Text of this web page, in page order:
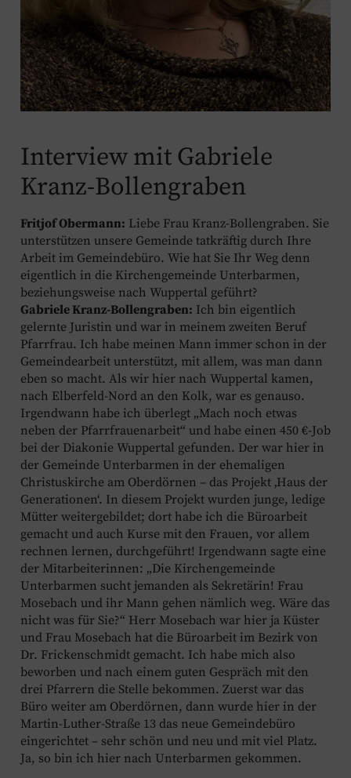
Interview mit Gabriele
Kranz-Bollengraben
Fritjof Obermann: Liebe Frau Kranz-Bollengraben. Sie
unterstützen unsere Gemeinde tatkräftig durch Ihre
Arbeit im Gemeindebüro. Wie hat Sie Ihr Weg denn
eigentlich in die Kirchengemeinde Unterbarmen,
beziehungsweise nach Wuppertal geführt?
Gabriele Kranz-Bollengraben: Ich bin eigentlich
gelernte Juristin und war in meinem zweiten Beruf
Pfarrfrau. Ich habe meinen Mann immer schon in der
Gemeindearbeit unterstützt, mit allem, was man dann
eben so macht. Als wir hier nach Wuppertal kamen,
nach Elberfeld-Nord an den Kolk, war es genauso.
Irgendwann habe ich überlegt „Mach noch etwas
neben der Pfarrfrauenarbeit“ und habe einen 450 €-Job
bei der Diakonie Wuppertal gefunden. Der war hier in
der Gemeinde Unterbarmen in der ehemaligen
Christuskirche am Oberdörnen – das Projekt ‚Haus der
Generationen‘. In diesem Projekt wurden junge, ledige
Mütter weitergebildet; dort habe ich die Büroarbeit
gemacht und auch Kurse mit den Frauen, vor allem
rechnen lernen, durchgeführt! Irgendwann sagte eine
der Mitarbeiterinnen: „Die Kirchengemeinde
Unterbarmen sucht jemanden als Sekretärin! Frau
Mosebach und ihr Mann gehen nämlich weg. Wäre das
nicht was für Sie?“ Herr Mosebach war hier ja Küster
und Frau Mosebach hat die Büroarbeit im Bezirk von
Dr. Frickenschmidt gemacht. Ich habe mich also
beworben und nach einem guten Gespräch mit den
drei Pfarrern die Stelle bekommen. Zuerst war das
Büro weiter am Oberdörnen, dann wurde hier in der
Martin-Luther-Straße 13 das neue Gemeindebüro
eingerichtet – sehr schön und neu und mit viel Platz.
Ja, so bin ich hier nach Unterbarmen gekommen.